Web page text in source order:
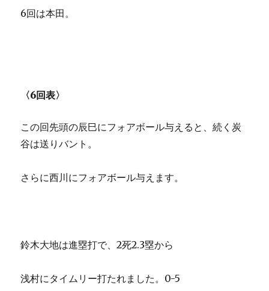
6回は本田。
〈6回表〉
この回先頭の辰巳にフォアボール与えると、続く炭
谷は送りバント。
さらに西川にフォアボール与えます。
鈴木大地は進塁打で、2死2.3塁から
浅村にタイムリー打たれました。0-5